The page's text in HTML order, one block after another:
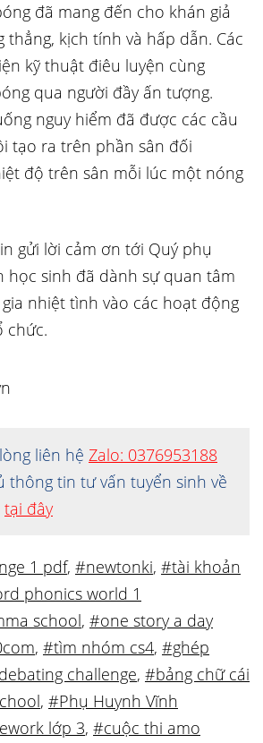
đã mang đến cho khán giả
thẳng, kịch tính và hấp dẫn. Các
kỹ thuật điêu luyện cùng
qua người đầy ấn tượng.
nguy hiểm đã được các cầu
tạo ra trên phần sân đối
độ trên sân mỗi lúc một nóng
gửi lời cảm ơn tới Quý phụ
học sinh đã dành sự quan tâm
nhiệt tình vào các hoạt động
chức.
liên hệ Zalo: 0376953188
thông tin tư vấn tuyển sinh về
tại đây
1 pdf, #newtonki, #tài khoản
phonics world 1
school, #one story a day
, #tìm nhóm cs4, #ghép
challenge, #bảng chữ cái
, #Phụ Huynh Vĩnh
lớp 3, #cuộc thi amo